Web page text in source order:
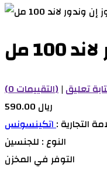
مل
(0 التقييمات)| تعليق
590.00 ريال
التجارية :
النوع : للجنسين
التوفر في المخزن